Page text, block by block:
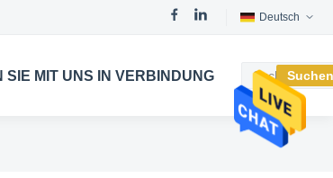
Deutsch
SIE MIT UNS IN VERBINDUNG